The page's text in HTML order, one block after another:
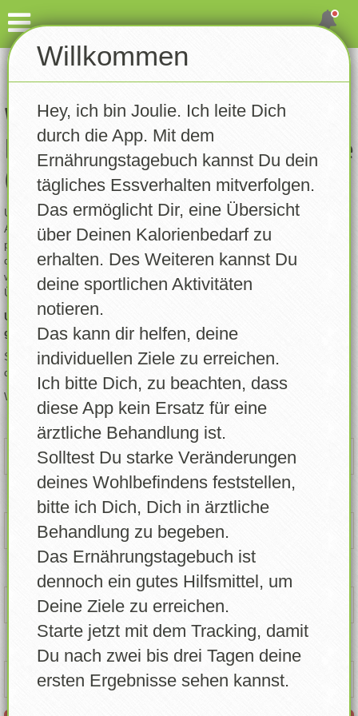
Dashboard
Eintragen
Gewicht notieren
Aktivität notieren
Tagebuch
Rezepte
Statistik
Trainingsplan
Erinnerungen
Lebensmittel erstellen
Eigene Lebensmittel
Errungenschaften
Login
Account freigeben
News
Profil
Info / Über
Account erstellen
Willkommen bei
Ernährungstagebuch Deluxe
(ETBD)!
Um die App voll nutzen zu können – wie das Erfassen deiner
Aktivitäten, das Auswerten von Statistiken oder das Führen deines
persönlichen Ernährungstagebuchs – ist ein Account nötig. Mit
deinem eigenen Profil kannst du einfach festhalten, was du isst und
welche Aktivitäten du machst. So bekommst du eine bessere
Übersicht über deinen Fortschritt.
Um deine Daten sicher und den Anforderungen der DSGVO
gerecht zu werden, ist ein Account leider unverzichtbar.
Starte jetzt und entdecke, wie leicht es ist, deine Ernährung und
deinen Alltag Schritt für Schritt zu verbessern.
Wir freuen uns, dich auf deinem Weg zu zu unterstützen!
Name / Nick *
E-Mail*
Passwort*
Passwort Wiederholen*
Willkommen
Hey, ich bin Joulie. Ich leite Dich
durch die App. Mit dem
Ernährungstagebuch kannst Du dein
tägliches Essverhalten mitverfolgen.
Das ermöglicht Dir, eine Übersicht
über Deinen Kalorienbedarf zu
erhalten. Des Weiteren kannst Du
deine sportlichen Aktivitäten
notieren.
Das kann dir helfen, deine
individuellen Ziele zu erreichen.
Ich bitte Dich, zu beachten, dass
diese App kein Ersatz für eine
ärztliche Behandlung ist.
Solltest Du starke Veränderungen
deines Wohlbefindens feststellen,
bitte ich Dich, Dich in ärztliche
Behandlung zu begeben.
Das Ernährungstagebuch ist
dennoch ein gutes Hilfsmittel, um
Deine Ziele zu erreichen.
Starte jetzt mit dem Tracking, damit
Du nach zwei bis drei Tagen deine
ersten Ergebnisse sehen kannst.